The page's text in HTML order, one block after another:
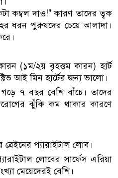
কম্বল দাও!" কারণ তাদের ত্বক
ধরন পুরুষদের চেয়ে আলাদা।
(১ম/২য় বৃহত্তম কারন) হার্ট
আই মিন হার্টের জন্য ভালো।
৭ বছর বেশি বাঁচে। তাদের
ঝুঁকি কম থাকার কারণে
প্যারাইটাল লোব।
লোবের সার্ফেস এরিয়া
মেয়েদেরই বেশি।